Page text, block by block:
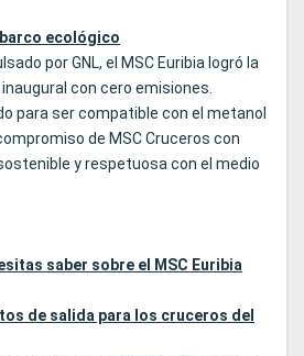
barco ecológico
por GNL, el MSC Euribia logró la
con cero emisiones.
para ser compatible con el metanol
de MSC Cruceros con
y respetuosa con el medio
saber sobre el MSC Euribia
de salida para los cruceros del